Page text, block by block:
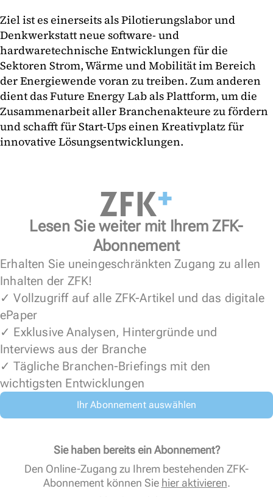
Ziel ist es einerseits als Pilotierungslabor und
Denkwerkstatt neue software- und
hardwaretechnische Entwicklungen für die
Sektoren Strom, Wärme und Mobilität im Bereich
der Energiewende voran zu treiben. Zum anderen
dient das Future Energy Lab als Plattform, um die
Zusammenarbeit aller Branchenakteure zu fördern
und schafft für Start-Ups einen Kreativplatz für
innovative Lösungsentwicklungen.
Lesen Sie weiter mit Ihrem ZFK-
Abonnement
Erhalten Sie uneingeschränkten Zugang zu allen
Inhalten der ZFK!
✓ Vollzugriff auf alle ZFK-Artikel und das digitale
ePaper
✓ Exklusive Analysen, Hintergründe und
Interviews aus der Branche
✓ Tägliche Branchen-Briefings mit den
wichtigsten Entwicklungen
Ihr Abonnement auswählen
Sie haben bereits ein Abonnement?
Den Online-Zugang zu Ihrem bestehenden ZFK-
Abonnement können Sie hier aktivieren.